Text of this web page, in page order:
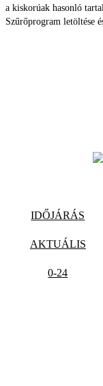
a kiskorúak hasonló
Szűrőprogram letöltése
IDŐJÁRÁS
AKTUÁLIS
0-24